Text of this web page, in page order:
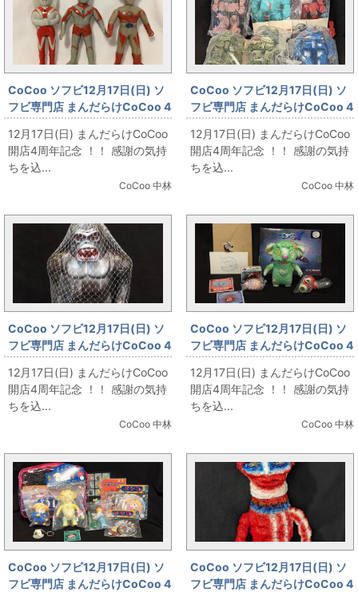
CoCoo ソフビ12月17日(日) ソ
フビ専門店 まんだらけCoCoo 4
周年記念 「ブルマァク ウルトラ
ミニソフビ集合！」
12月17日(日) まんだらけCoCoo
開店4周年記念 ！！ 感謝の気持
ちを込...
CoCoo 中林
CoCoo ソフビ12月17日(日) ソ
フビ専門店 まんだらけCoCoo 4
周年記念 「坂本商店＆電人 ボト
ムズシリーズ大集合！」
12月17日(日) まんだらけCoCoo
開店4周年記念 ！！ 感謝の気持
ちを込...
CoCoo 中林
CoCoo ソフビ12月17日(日) ソ
フビ専門店 まんだらけCoCoo 4
周年記念 「HS ゴリラ獣(1期/焦
茶成型×銀/原住民付)」
12月17日(日) まんだらけCoCoo
開店4周年記念 ！！ 感謝の気持
ちを込...
CoCoo 中林
CoCoo ソフビ12月17日(日) ソ
フビ専門店 まんだらけCoCoo 4
周年記念 「よいこおもちゃ エッ
クスX(置き去りにされたおもち
ゃ)」
12月17日(日) まんだらけCoCoo
開店4周年記念 ！！ 感謝の気持
ちを込...
CoCoo 中林
CoCoo ソフビ12月17日(日) ソ
フビ専門店 まんだらけCoCoo 4
CoCoo ソフビ12月17日(日) ソ
フビ専門店 まんだらけCoCoo 4